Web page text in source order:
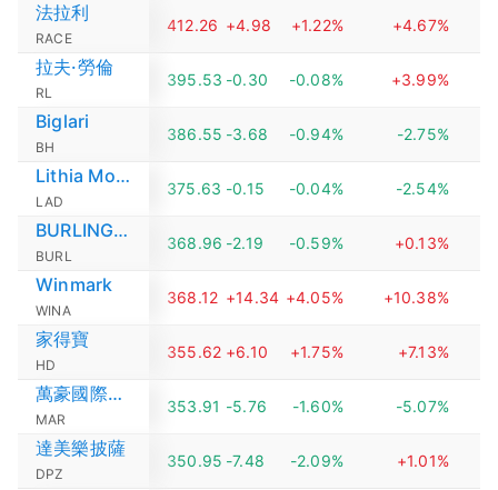
法拉利
RACE
412.26 +4.98 +1.22% +4.67%
拉夫·勞倫
RL
395.53 -0.30 -0.08% +3.99%
Biglari
BH
386.55 -3.68 -0.94% -2.75%
Lithia Motors
LAD
375.63 -0.15 -0.04% -2.54%
BURLINGTON STORES
BURL
368.96 -2.19 -0.59% +0.13%
Winmark
WINA
368.12 +14.34 +4.05% +10.38%
家得寶
HD
355.62 +6.10 +1.75% +7.13%
萬豪國際集團
MAR
353.91 -5.76 -1.60% -5.07%
達美樂披薩
DPZ
350.95 -7.48 -2.09% +1.01%